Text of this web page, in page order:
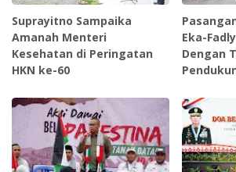
Suprayitno Sampaika
Amanah Menteri
Kesehatan di Peringatan
HKN ke-60
Eka-
Dengan